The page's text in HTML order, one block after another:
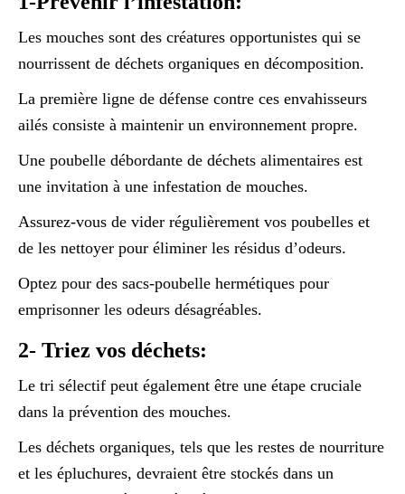
Les mouches sont des créatures opportunistes qui se
nourrissent de déchets organiques en décomposition.
La première ligne de défense contre ces envahisseurs
ailés consiste à maintenir un environnement propre.
Une poubelle débordante de déchets alimentaires est
une invitation à une infestation de mouches.
Assurez-vous de vider régulièrement vos poubelles et
de les nettoyer pour éliminer les résidus d’odeurs.
Optez pour des sacs-poubelle hermétiques pour
emprisonner les odeurs désagréables.
2- Triez vos déchets:
Le tri sélectif peut également être une étape cruciale
dans la prévention des mouches.
Les déchets organiques, tels que les restes de nourriture
et les épluchures, devraient être stockés dans un